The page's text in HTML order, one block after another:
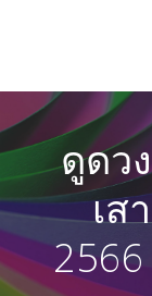
ดูดว
เส